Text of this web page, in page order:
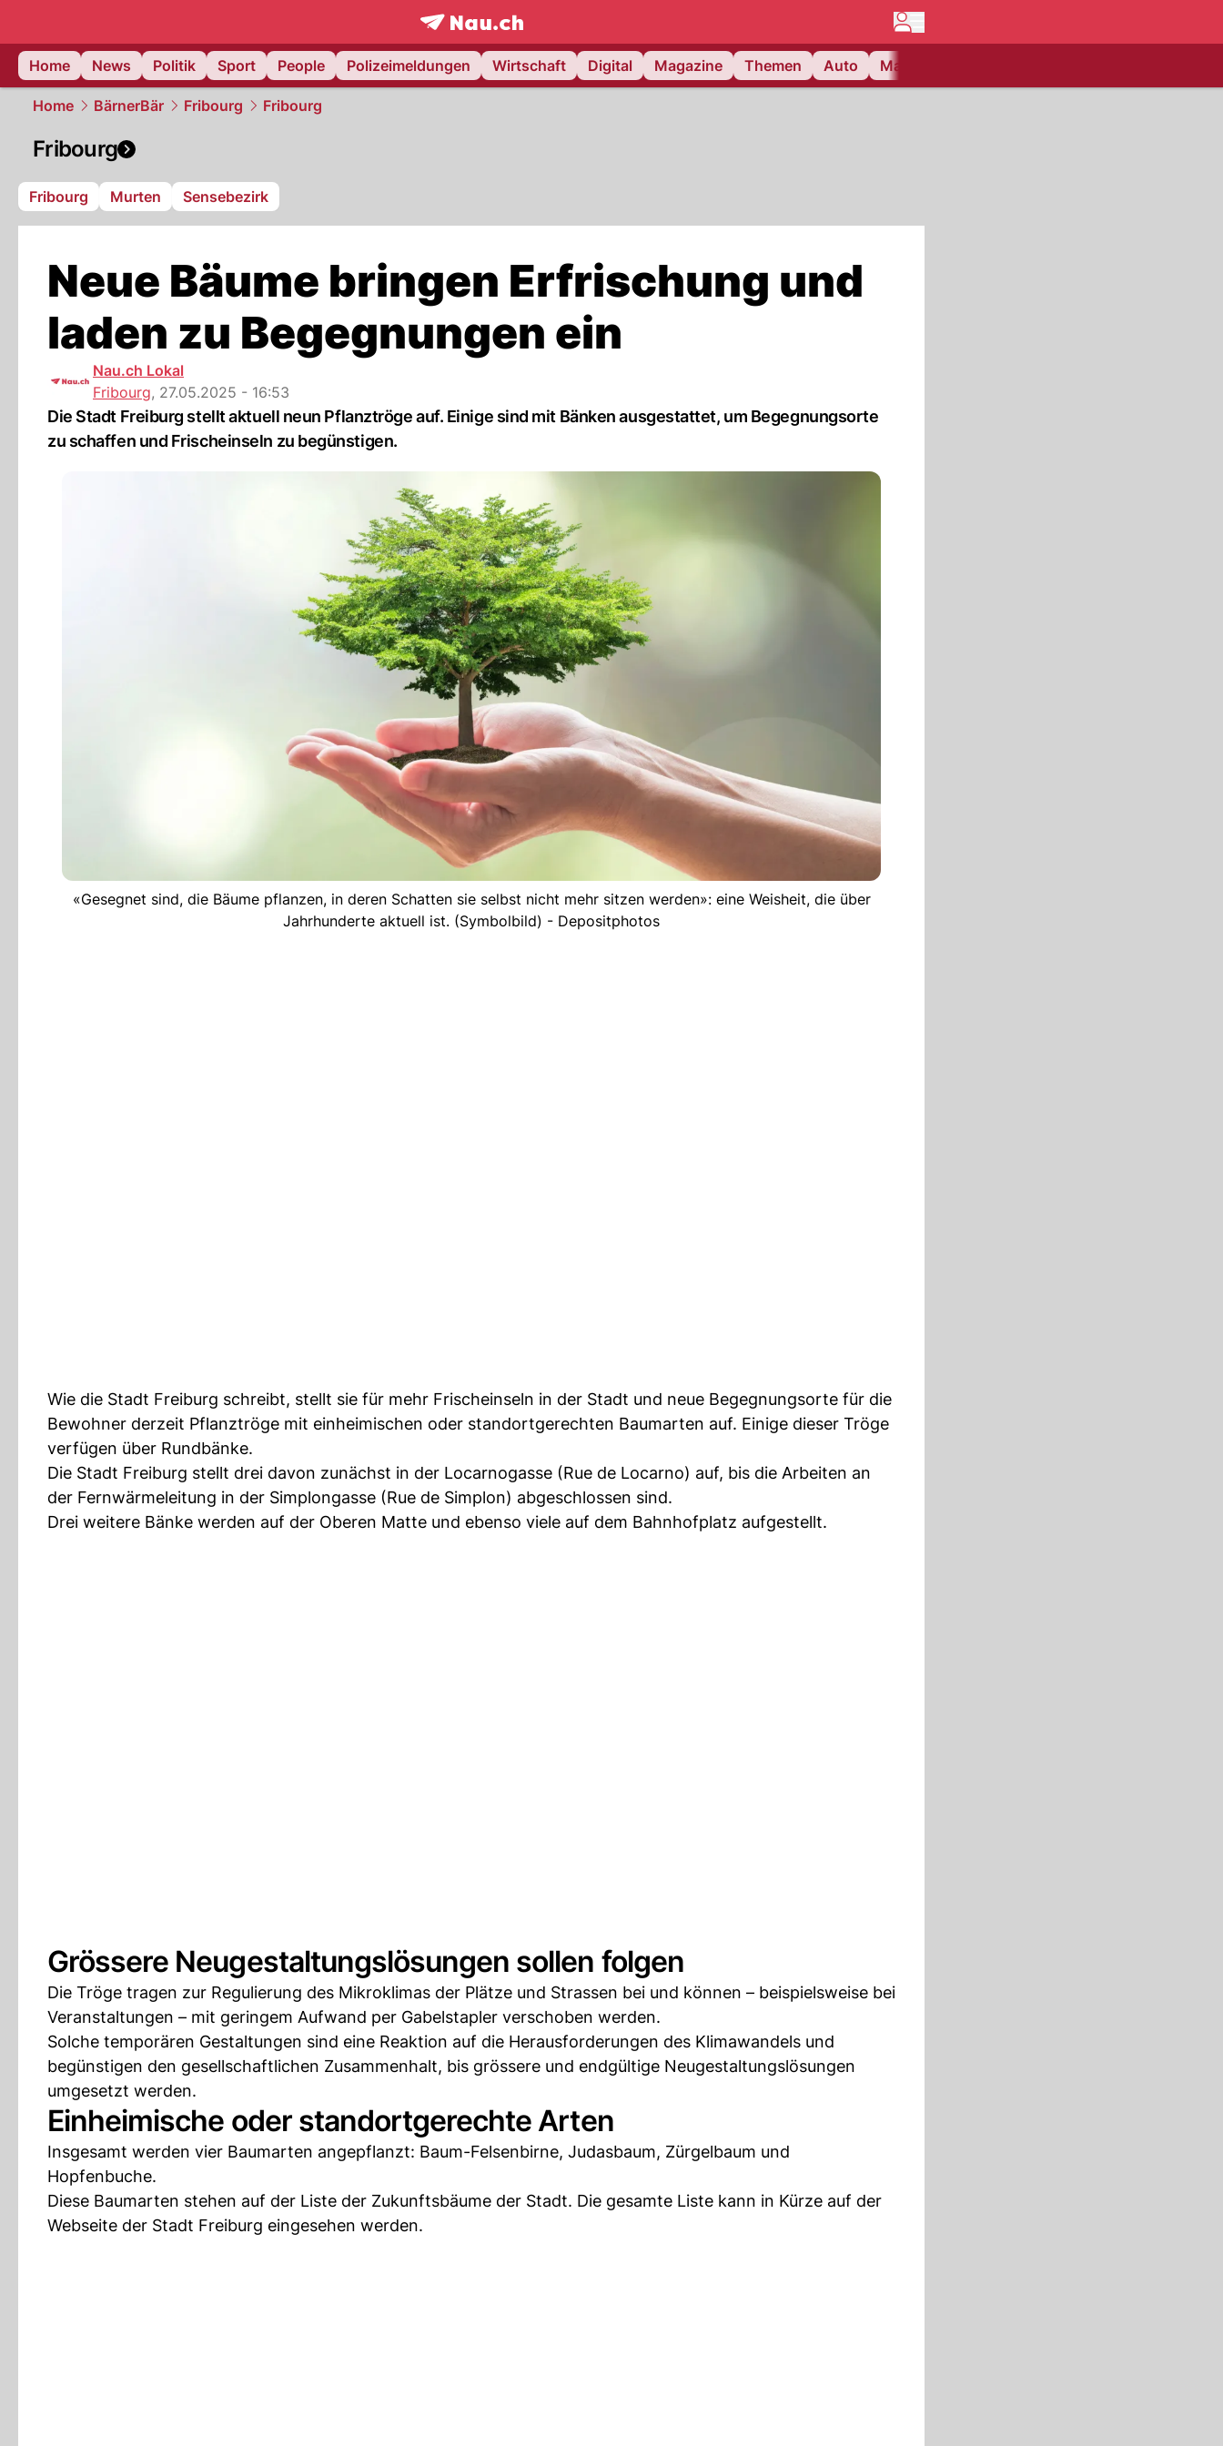
frontpage.NAU.ch
Home
News Politik Sport People Polizeimeldungen Wirtschaft Digital Magazine Themen Auto Matchcenter
Home BärnerBär Fribourg Fribourg
Fribourg
Fribourg Murten Sensebezirk
Neue Bäume bringen Erfrischung und
laden zu Begegnungen ein
Nau.ch Lokal
Fribourg, 27.05.2025 - 16:53
Die Stadt Freiburg stellt aktuell neun Pflanztröge auf. Einige sind mit Bänken ausgestattet, um Begegnungsorte
zu schaffen und Frischeinseln zu begünstigen.
«Gesegnet sind, die Bäume pflanzen, in deren Schatten sie selbst nicht mehr sitzen werden»: eine Weisheit, die über
Jahrhunderte aktuell ist. (Symbolbild) - Depositphotos
Wie die Stadt Freiburg schreibt, stellt sie für mehr Frischeinseln in der Stadt und neue Begegnungsorte für die
Bewohner derzeit Pflanztröge mit einheimischen oder standortgerechten Baumarten auf. Einige dieser Tröge
verfügen über Rundbänke.
Die Stadt Freiburg stellt drei davon zunächst in der Locarnogasse (Rue de Locarno) auf, bis die Arbeiten an
der Fernwärmeleitung in der Simplongasse (Rue de Simplon) abgeschlossen sind.
Drei weitere Bänke werden auf der Oberen Matte und ebenso viele auf dem Bahnhofplatz aufgestellt.
Grössere Neugestaltungslösungen sollen folgen
Die Tröge tragen zur Regulierung des Mikroklimas der Plätze und Strassen bei und können – beispielsweise bei
Veranstaltungen – mit geringem Aufwand per Gabelstapler verschoben werden.
Solche temporären Gestaltungen sind eine Reaktion auf die Herausforderungen des Klimawandels und
begünstigen den gesellschaftlichen Zusammenhalt, bis grössere und endgültige Neugestaltungslösungen
umgesetzt werden.
Einheimische oder standortgerechte Arten
Insgesamt werden vier Baumarten angepflanzt: Baum-Felsenbirne, Judasbaum, Zürgelbaum und
Hopfenbuche.
Diese Baumarten stehen auf der Liste der Zukunftsbäume der Stadt. Die gesamte Liste kann in Kürze auf der
Webseite der Stadt Freiburg eingesehen werden.